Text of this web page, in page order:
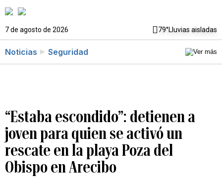
7 de agosto de 2026 79°Lluvias aisladas
Noticias Seguridad
“Estaba escondido”: detienen a
joven para quien se activó un
rescate en la playa Poza del
Obispo en Arecibo